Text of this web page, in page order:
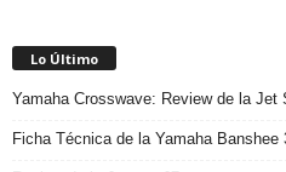
Lo Último
Yamaha Crosswave: Review de la Jet
Ficha Técnica de la Yamaha Banshee